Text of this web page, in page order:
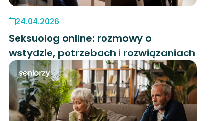
24.04.2026
Seksuolog online: rozmowy o
wstydzie, potrzebach i rozwiązaniach